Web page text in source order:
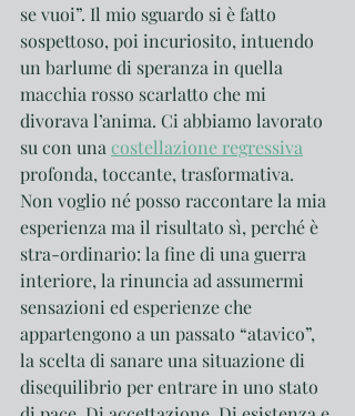
se vuoi”. Il mio sguardo si è fatto
sospettoso, poi incuriosito, intuendo
un barlume di speranza in quella
macchia rosso scarlatto che mi
divorava l’anima. Ci abbiamo lavorato
su con una costellazione regressiva
profonda, toccante, trasformativa.
Non voglio né posso raccontare la mia
esperienza ma il risultato sì, perché è
stra-ordinario: la fine di una guerra
interiore, la rinuncia ad assumermi
sensazioni ed esperienze che
appartengono a un passato “atavico”,
la scelta di sanare una situazione di
disequilibrio per entrare in uno stato